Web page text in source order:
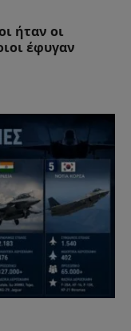
ήταν οι
έφυγαν